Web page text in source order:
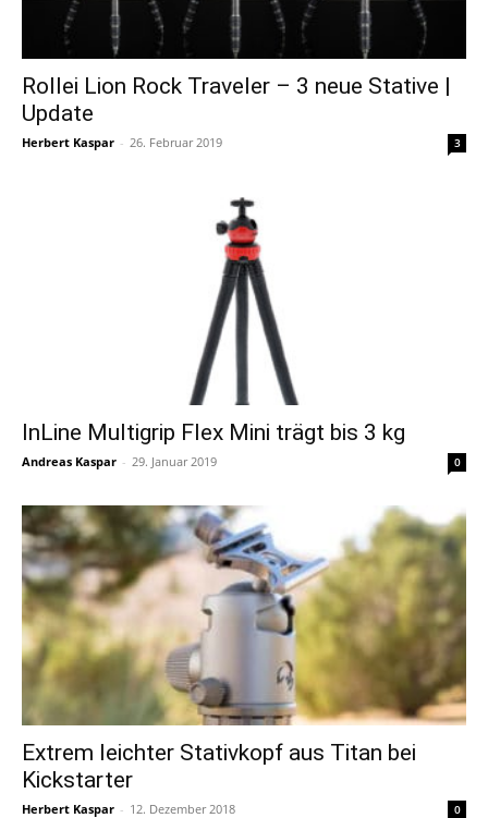
Rollei Lion Rock Traveler – 3 neue Stative |
Update
Herbert Kaspar - 26. Februar 2019 3
InLine Multigrip Flex Mini trägt bis 3 kg
Andreas Kaspar - 29. Januar 2019 0
Extrem leichter Stativkopf aus Titan bei
Kickstarter
Herbert Kaspar - 12. Dezember 2018 0